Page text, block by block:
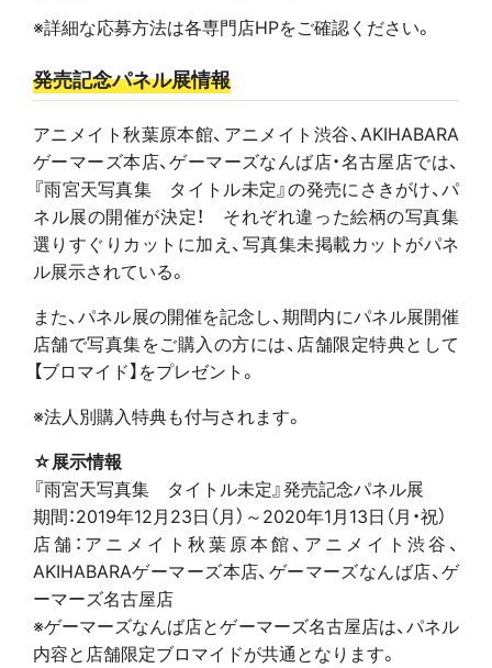
※詳細な応募方法は各専門店HPをご確認ください。
発売記念パネル展情報
アニメイト秋葉原本館、アニメイト渋谷、AKIHABARA
ゲーマーズ本店、ゲーマーズなんば店・名古屋店では、
『雨宮天写真集 タイトル未定』の発売にさきがけ、パ
ネル展の開催が決定！ それぞれ違った絵柄の写真集
選りすぐりカットに加え、写真集未掲載カットがパネ
ル展示されている。
また、パネル展の開催を記念し、期間内にパネル展開催
店舗で写真集をご購入の方には、店舗限定特典として
【ブロマイド】をプレゼント。
※法人別購入特典も付与されます。
☆展示情報
『雨宮天写真集 タイトル未定』発売記念パネル展
期間：2019年12月23日（月）～2020年1月13日（月・祝）
店舗：アニメイト秋葉原本館、アニメイト渋谷、
AKIHABARAゲーマーズ本店、ゲーマーズなんば店、ゲ
ーマーズ名古屋店
※ゲーマーズなんば店とゲーマーズ名古屋店は、パネル
内容と店舗限定ブロマイドが共通となります。